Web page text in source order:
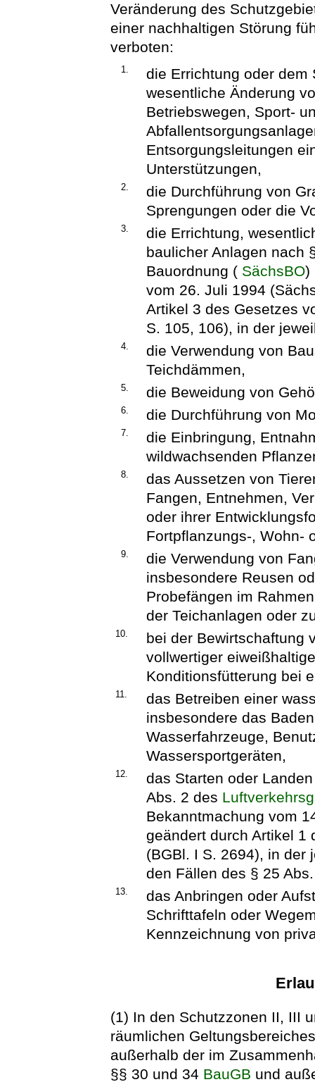
Veränderung des
einer nachhaltigen Störung
verboten:
1.
die Errichtung oder dem
wesentliche Änderung
Betriebswegen, Sport-
Entsorgungsleitungen
Unterstützungen,
2.
die Durchführung von
Sprengungen oder die
3.
die Errichtung,
baulicher Anlagen nach
Bauordnung ( SächsBO)
vom 26. Juli 1994
Artikel 3 des Gesetzes
S. 105, 106), in der
4.
die Verwendung von
Teichdämmen,
5. die Beweidung von
6. die Durchführung von
7.
die Einbringung,
wildwachsenden
8.
das Aussetzen von
Fangen, Entnehmen,
oder ihrer
Fortpflanzungs-, Wohn-
9.
die Verwendung von
insbesondere Reusen
Probefängen im
der Teichanlagen oder
10.
bei der Bewirtschaftung
vollwertiger
Konditionsfütterung bei
11.
das Betreiben einer
insbesondere das
Wasserfahrzeuge,
Wassersportgeräten,
12.
das Starten oder
Abs. 2 des
Bekanntmachung vom
geändert durch Artikel 1
(BGBl. I S. 2694), in der
den Fällen des § 25
13.
das Anbringen oder
Schrifttafeln oder
Kennzeichnung von
(1) In den Schutzzonen II, III
räumlichen
außerhalb der im
§§ 30 und 34 BauGB und